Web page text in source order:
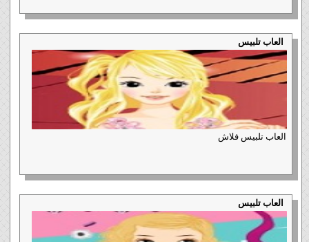
العاب تلبيس
العاب تلبيس فلاش
العاب تلبيس